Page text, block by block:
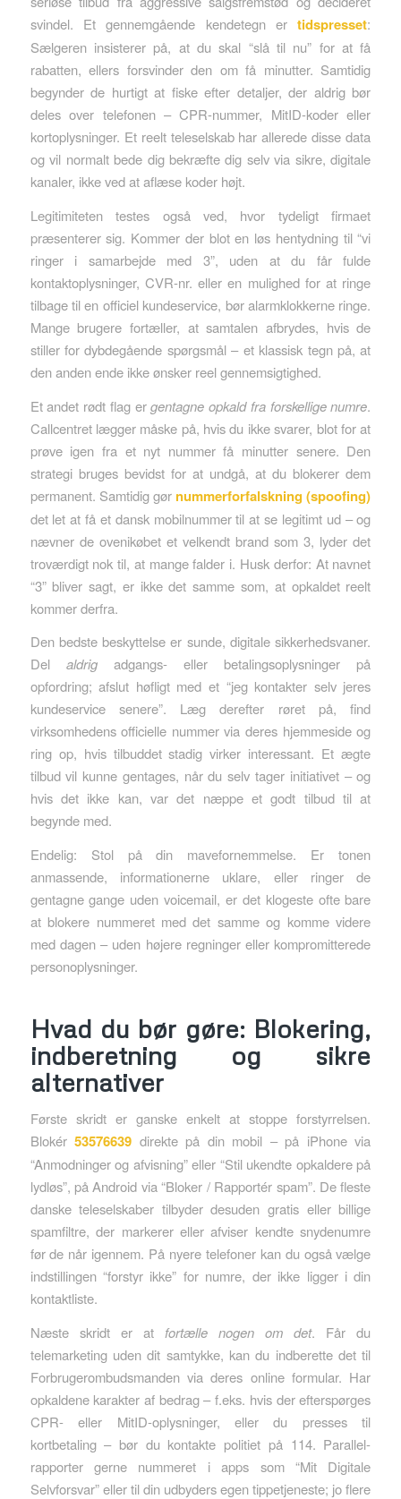
svindel. Et gennemgående kendetegn ertidspresset:
Sælgeren insisterer på, at du skal “slå til nu” for at få
rabatten, ellers forsvinder den om få minutter. Samtidig
begynder de hurtigt at fiske efter detaljer, der aldrig bør
deles over telefonen – CPR-nummer, MitID-koder eller
kortoplysninger. Et reelt teleselskab har allerede disse data
og vil normalt bede dig bekræfte dig selv via sikre, digitale
kanaler, ikke ved at aflæse koder højt.
Legitimiteten testes også ved, hvor tydeligt firmaet
præsenterer sig. Kommer der blot en løs hentydning til “vi
ringer i samarbejde med 3”, uden at du får fulde
kontaktoplysninger, CVR-nr. eller en mulighed for at ringe
tilbage til en officiel kundeservice, bør alarmklokkerne ringe.
Mange brugere fortæller, at samtalen afbrydes, hvis de
stiller for dybdegående spørgsmål – et klassisk tegn på, at
den anden ende ikke ønsker reel gennemsigtighed.
Et andet rødt flag ergentagne opkald fra forskellige numre.
Callcentret lægger måske på, hvis du ikke svarer, blot for at
prøve igen fra et nyt nummer få minutter senere. Den
strategi bruges bevidst for at undgå, at du blokerer dem
permanent. Samtidig gør nummerforfalskning (spoofing)
det let at få et dansk mobil­nummer til at se legitimt ud – og
nævner de ovenikøbet et velkendt brand som 3, lyder det
troværdigt nok til, at mange falder i. Husk derfor: At navnet
“3” bliver sagt, er ikke det samme som, at opkaldet reelt
kommer derfra.
Den bedste beskyttelse er sunde, digitale sikkerhedsvaner.
Del aldrigadgangs- eller betalings­oplysninger på
opfordring; afslut høfligt med et “jeg kontakter selv jeres
kundeservice senere”. Læg derefter røret på, find
virksomhedens officielle nummer via deres hjemmeside og
ring op, hvis tilbuddet stadig virker interessant. Et ægte
tilbud vil kunne gentages, når du selv tager initiativet – og
hvis det ikke kan, var det næppe et godt tilbud til at
begynde med.
Endelig: Stol på din mavefornemmelse. Er tonen
anmassende, informationerne uklare, eller ringer de
gentagne gange uden voicemail, er det klogeste ofte bare
at blokere nummeret med det samme og komme videre
med dagen – uden højere regninger eller kompromitterede
personoplysninger.
Hvad du bør gøre: Blokering,
indberetning og sikre
alternativer
Første skridt er ganske enkelt at stoppe forstyrrelsen.
Blokér53576639 direkte på din mobil – på iPhone via
“Anmodninger og afvisning” eller “Stil ukendte opkaldere på
lydløs”, på Android via “Bloker / Rapportér spam”. De fleste
danske teleselskaber tilbyder desuden gratis eller billige
spamfiltre, der markerer eller afviser kendte snydenumre
før de når igennem. På nyere telefoner kan du også vælge
indstillingen “forstyr ikke” for numre, der ikke ligger i din
kontaktliste.
Næste skridt er at fortælle nogen om det. Får du
telemarketing uden dit samtykke, kan du indberette det til
Forbrugerombudsmanden via deres online formular. Har
opkaldene karakter af bedrag – f.eks. hvis der efterspørges
CPR- eller MitID-oplysninger, eller du presses til
kortbetaling – bør du kontakte politiet på 114. Parallel-
rapporter gerne nummeret i apps som “Mit Digitale
Selvforsvar” eller til din udbyders egen tippetjeneste; jo flere